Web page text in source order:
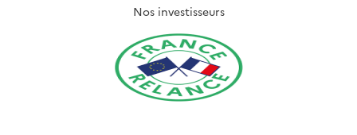
Nos investisseurs